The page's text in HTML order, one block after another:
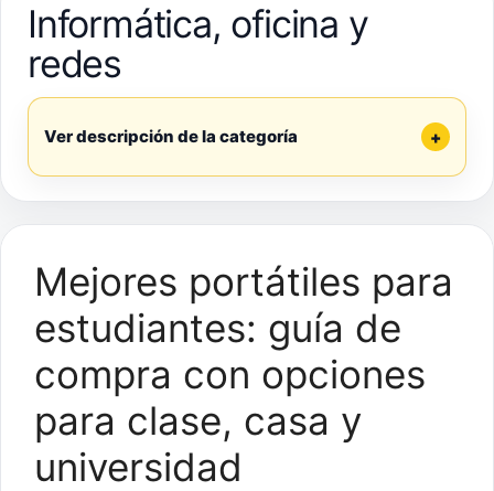
comparativas
Informática, oficina y
redes
Ver descripción de la categoría +
Mejores portátiles para
estudiantes: guía de
compra con opciones
para clase, casa y
universidad